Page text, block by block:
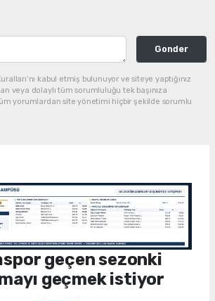
Gonder
kabul etmiş bulunuyor ve siteye yaptığınız
veya dolaylı tüm sorumluluğu tek başınıza
yorumlardan site yönetimi hiçbir şekilde sorumlu
geçen sezonki
geçmek istiyor